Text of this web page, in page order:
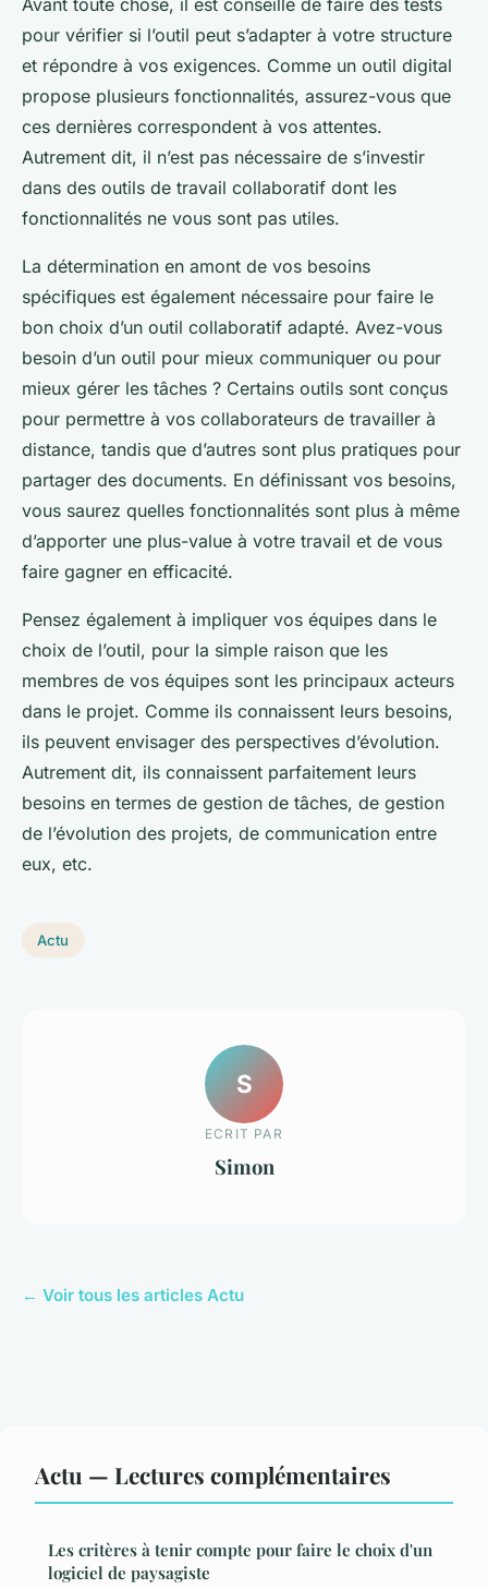
Avant toute chose, il est conseillé de faire des tests
pour vérifier si l’outil peut s’adapter à votre structure
et répondre à vos exigences. Comme un outil digital
propose plusieurs fonctionnalités, assurez-vous que
ces dernières correspondent à vos attentes.
Autrement dit, il n’est pas nécessaire de s’investir
dans des outils de travail collaboratif dont les
fonctionnalités ne vous sont pas utiles.
La détermination en amont de vos besoins
spécifiques est également nécessaire pour faire le
bon choix d’un outil collaboratif adapté. Avez-vous
besoin d’un outil pour mieux communiquer ou pour
mieux gérer les tâches ? Certains outils sont conçus
pour permettre à vos collaborateurs de travailler à
distance, tandis que d’autres sont plus pratiques pour
partager des documents. En définissant vos besoins,
vous saurez quelles fonctionnalités sont plus à même
d’apporter une plus-value à votre travail et de vous
faire gagner en efficacité.
Pensez également à impliquer vos équipes dans le
choix de l’outil, pour la simple raison que les
membres de vos équipes sont les principaux acteurs
dans le projet. Comme ils connaissent leurs besoins,
ils peuvent envisager des perspectives d’évolution.
Autrement dit, ils connaissent parfaitement leurs
besoins en termes de gestion de tâches, de gestion
de l’évolution des projets, de communication entre
eux, etc.
Actu
S
ECRIT PAR
Simon
← Voir tous les articles Actu
Actu — Lectures complémentaires
Les critères à tenir compte pour faire le choix d'un
logiciel de paysagiste